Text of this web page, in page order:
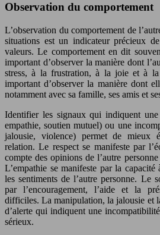
Observation du comportement
L’observation du comportement de
situations est un indicateur précieux
valeurs. Le comportement en dit
important d’observer la manière dont
stress, à la frustration, à la joie et à la
important d’observer la manière dont
notamment avec sa famille, ses amis et
Identifier les signaux qui indiquent
empathie, soutien mutuel) ou une
jalousie, violence) permet de mieux
relation. Le respect se manifeste par
compte des opinions de l’autre
L’empathie se manifeste par la
les sentiments de l’autre personne. Le
par l’encouragement, l’aide et la
difficiles. La manipulation, la jalousie et
d’alerte qui indiquent une
sérieux.